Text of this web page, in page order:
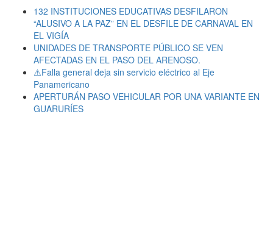
132 INSTITUCIONES EDUCATIVAS DESFILARON
“ALUSIVO A LA PAZ” EN EL DESFILE DE CARNAVAL EN
EL VIGÍA
UNIDADES DE TRANSPORTE PÚBLICO SE VEN
AFECTADAS EN EL PASO DEL ARENOSO.
⚠️Falla general deja sin servicio eléctrico al Eje
Panamericano
APERTURÁN PASO VEHICULAR POR UNA VARIANTE EN
GUARURÍES